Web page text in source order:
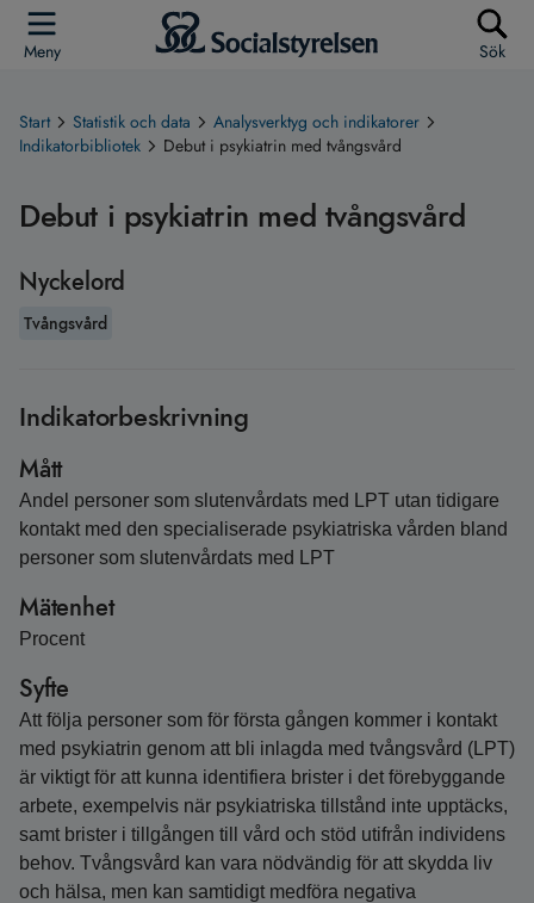
Meny Sök
Start Statistik och data
Analysverktyg och indikatorer
Indikatorbibliotek
Debut i psykiatrin med tvångsvård
Debut i psykiatrin med tvångsvård
Nyckelord
Tvångsvård
Indikatorbeskrivning
Mått
Andel personer som slutenvårdats med LPT utan tidigare
kontakt med den specialiserade psykiatriska vården bland
personer som slutenvårdats med LPT
Mätenhet
Procent
Syfte
Att följa personer som för första gången kommer i kontakt
med psykiatrin genom att bli inlagda med tvångsvård (LPT)
är viktigt för att kunna identifiera brister i det förebyggande
arbete, exempelvis när psykiatriska tillstånd inte upptäcks,
samt brister i tillgången till vård och stöd utifrån individens
behov. Tvångsvård kan vara nödvändig för att skydda liv
och hälsa, men kan samtidigt medföra negativa